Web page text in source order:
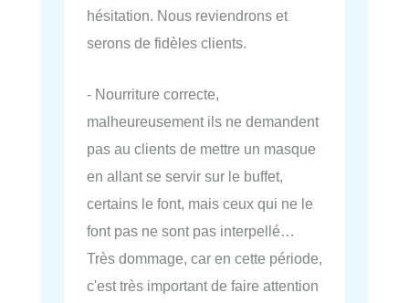
hésitation. Nous reviendrons et
serons de fidèles clients.
- Nourriture correcte,
malheureusement ils ne demandent
pas au clients de mettre un masque
en allant se servir sur le buffet,
certains le font, mais ceux qui ne le
font pas ne sont pas interpellé…
Très dommage, car en cette période,
c'est très important de faire attention